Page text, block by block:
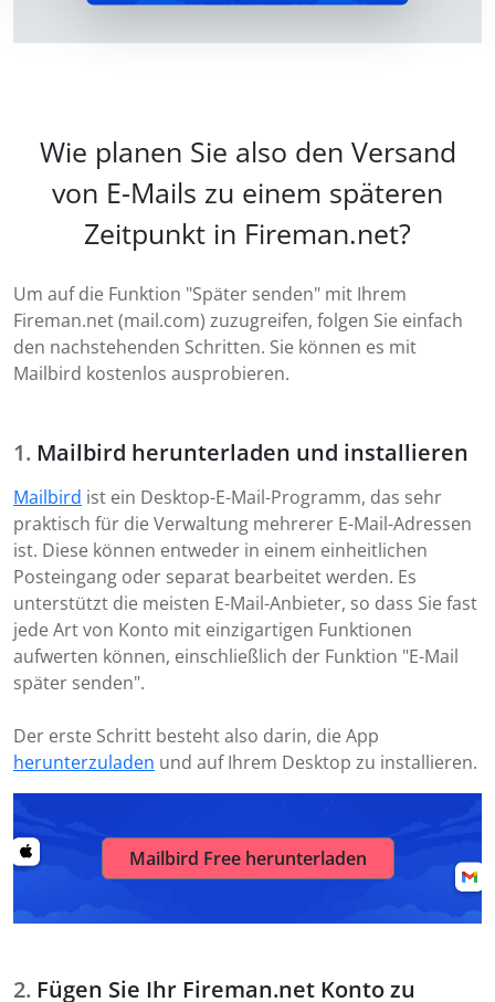
Wie planen Sie also den Versand
von E-Mails zu einem späteren
Zeitpunkt in Fireman.net?
Um auf die Funktion "Später senden" mit Ihrem
Fireman.net (mail.com) zuzugreifen, folgen Sie einfach
den nachstehenden Schritten. Sie können es mit
Mailbird kostenlos ausprobieren.
Mailbird herunterladen und installieren
Mailbird ist ein Desktop-E-Mail-Programm, das sehr
praktisch für die Verwaltung mehrerer E-Mail-Adressen
ist. Diese können entweder in einem einheitlichen
Posteingang oder separat bearbeitet werden. Es
unterstützt die meisten E-Mail-Anbieter, so dass Sie fast
jede Art von Konto mit einzigartigen Funktionen
aufwerten können, einschließlich der Funktion "E-Mail
später senden".
Der erste Schritt besteht also darin, die App
herunterzuladen und auf Ihrem Desktop zu installieren.
Mailbird Free herunterladen
Fügen Sie Ihr Fireman.net Konto zu